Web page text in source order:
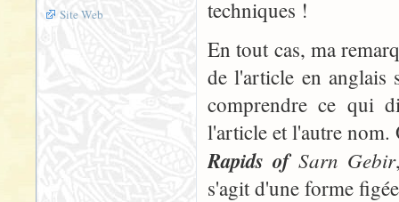
Site Web
techniques !
En tout cas, ma
de l'article en anglais
comprendre ce qui
l'article et l'autre
Rapids of Sarn Gebir
s'agit d'une forme